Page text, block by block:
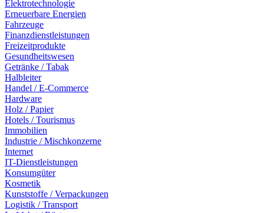
Elektrotechnologie
Erneuerbare Energien
Fahrzeuge
Finanzdienstleistungen
Freizeitprodukte
Gesundheitswesen
Getränke / Tabak
Halbleiter
Handel / E-Commerce
Hardware
Holz / Papier
Hotels / Tourismus
Immobilien
Industrie / Mischkonzerne
Internet
IT-Dienstleistungen
Konsumgüter
Kosmetik
Kunststoffe / Verpackungen
Logistik / Transport